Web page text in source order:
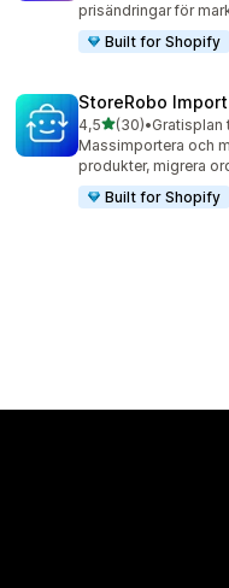
prisändringar för
Built for Shopify
StoreRobo
4,5av 5 stjärnor
(30)
30 recensioner totalt
•Gratisplan
Massimportera och
produkter, migrera
Built for Shopify